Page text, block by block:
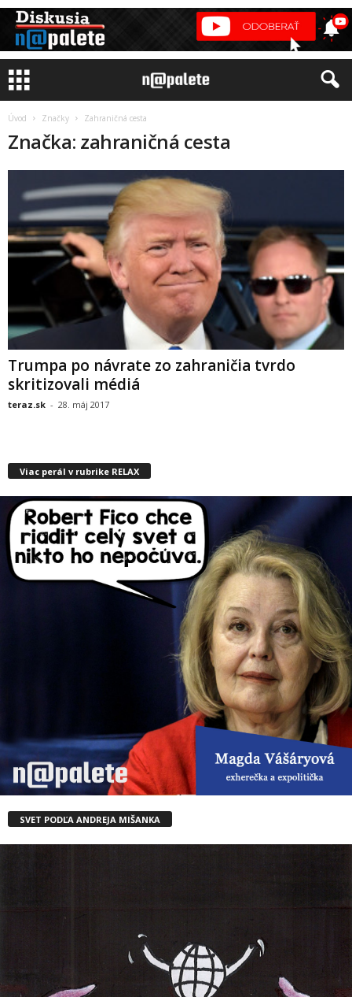
Úvod Značky Zahraničná cesta
Značka: zahraničná cesta
Trumpa po návrate zo zahraničia tvrdo
skritizovali médiá
teraz.sk - 28. máj 2017
Viac perál v rubrike RELAX
SVET PODĽA ANDREJA MIŠANKA